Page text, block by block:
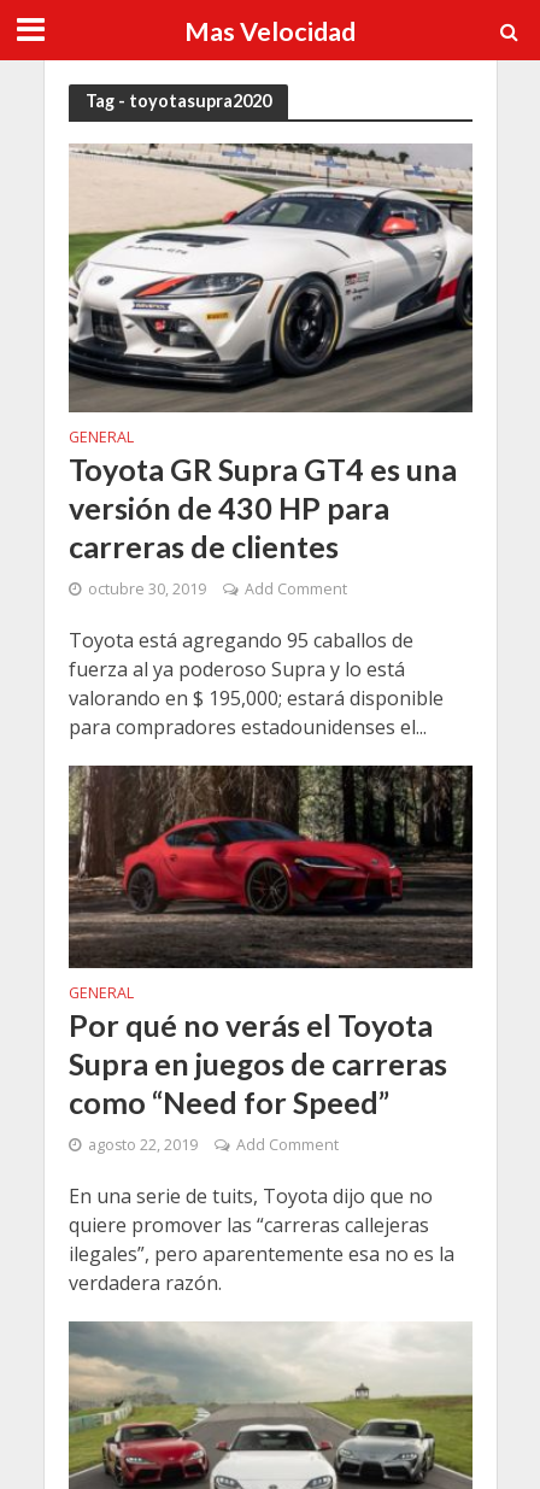
Mas Velocidad
Tag - toyotasupra2020
GENERAL
Toyota GR Supra GT4 es una
versión de 430 HP para
carreras de clientes
octubre 30, 2019 Add Comment
Toyota está agregando 95 caballos de
fuerza al ya poderoso Supra y lo está
valorando en $ 195,000; estará disponible
para compradores estadounidenses el...
GENERAL
Por qué no verás el Toyota
Supra en juegos de carreras
como “Need for Speed”
agosto 22, 2019 Add Comment
En una serie de tuits, Toyota dijo que no
quiere promover las “carreras callejeras
ilegales”, pero aparentemente esa no es la
verdadera razón.